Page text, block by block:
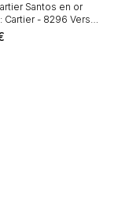
Santos en or
Cartier - 8296 Vers